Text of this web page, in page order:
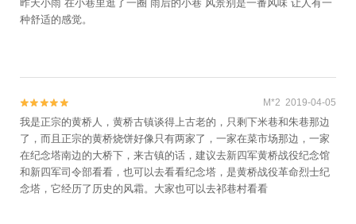
厅+溱湖海昌海洋馆+秋雪湖蝴蝶大世界+千
军舰艇文化园+乌巾荡乐园+溱潼会船+泰州
市博物馆+引江一秀·亲子乐园(峯游店)+泰州
三河湾游乐园--已下线+秋雪湖水世界+泰州
市规划展示馆+溱湖绿洲度假村+兴化博物馆
+秋雪湖生态景区+溱湖湾狂欢水乐园1日游
昨天小雨 在小巷里逛了一圈 雨后的小巷 风景别是一番风味 让人有一
种舒适的感觉。

 M*2 2019-04-05
我是正宗的黄桥人，黄桥古镇谈得上古老的，只剩下米巷和朱巷那边
了，而且正宗的黄桥烧饼好像只有两家了，一家在菜市场那边，一家
在纪念塔南边的大桥下，来古镇的话，建议去新四军黄桥战役纪念馆
和新四军司令部看看，也可以去看看纪念塔，是黄桥战役革命烈士纪
念塔，它经历了历史的风霜。大家也可以去祁巷村看看